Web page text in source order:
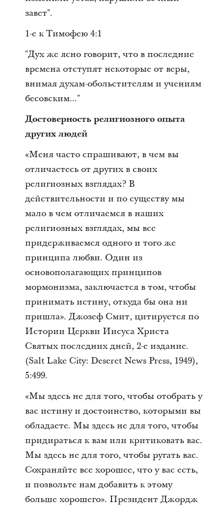
завет".
1-е к Тимофею 4:1
"Дух же ясно говорит, что в последние
времена отступят некоторые от веры,
внимая духам-обольстителям и учениям
бесовским..."
Достоверность религиозного опыта
других людей
«Меня часто спрашивают, в чем вы
отличаетесь от других в своих
религиозных взглядах? В
действительности и по существу мы
мало в чем отличаемся в наших
религиозных взглядах, мы все
придерживаемся одного и того же
принципа любви. Один из
основополагающих принципов
мормонизма, заключается в том, чтобы
принимать истину, откуда бы она ни
пришла». Джозеф Смит, цитируется по
Истории Церкви Иисуса Христа
Святых последних дней, 2-е издание.
(Salt Lake City: Deseret News Press, 1949),
5:499.
«Мы здесь не для того, чтобы отобрать у
вас истину и достоинство, которыми вы
обладаете. Мы здесь не для того, чтобы
придираться к вам или критиковать вас.
Мы здесь не для того, чтобы ругать вас.
Сохраняйте все хорошее, что у вас есть,
и позвольте нам добавить к этому
больше хорошего». Президент Джордж